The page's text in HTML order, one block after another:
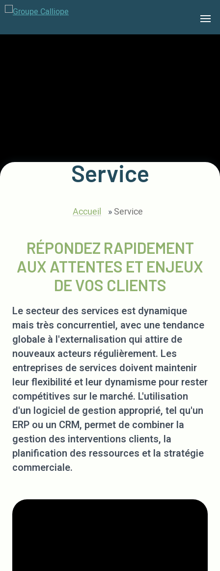
Groupe
Service
Accueil »Service
RÉPONDEZ RAPIDEMENT
AUX ATTENTES ET ENJEUX
DE VOS CLIENTS
Le secteur des services est dynamique
mais très concurrentiel, avec une tendance
globale à l'externalisation qui attire de
nouveaux acteurs régulièrement. Les
entreprises de services doivent maintenir
leur flexibilité et leur dynamisme pour rester
compétitives sur le marché. L'utilisation
d'un logiciel de gestion approprié, tel qu'un
ERP ou un CRM, permet de combiner la
gestion des interventions clients, la
planification des ressources et la stratégie
commerciale.